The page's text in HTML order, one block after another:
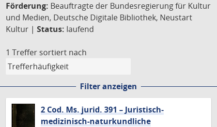
Förderung: Beauftragte der Bundesregierung für Kultur
und Medien, Deutsche Digitale Bibliothek, Neustart
Kultur | Status: laufend
1 Treffer sortiert nach
Filter anzeigen
2 Cod. Ms. jurid. 391 – Juristisch-
medizinisch-naturkundliche